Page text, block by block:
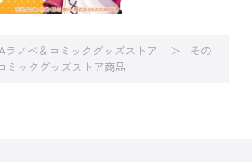
ラノベ＆コミックグッズストア
その
ミックグッズストア商品